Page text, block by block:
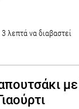
3 λεπτά να διαβαστεί